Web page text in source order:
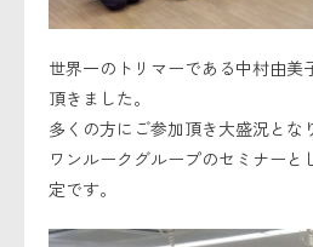
世界一のトリマーである中村由美
頂きました。
多くの方にご参加頂き大盛況とな
ワンルークグループのセミナー
定です。